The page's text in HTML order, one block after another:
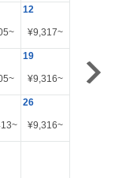
~
12
¥9,317~
~
19
¥9,316~
~
26
¥9,316~